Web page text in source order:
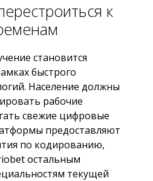
к
становится
быстрого
Население должны
рабочие
свежие цифровые
предоставляют
по кодированию,
остальным
текущей